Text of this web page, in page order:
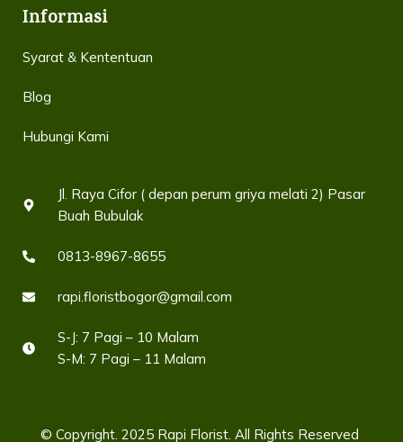
Informasi
Syarat & Kententuan
Blog
Hubungi Kami
Jl. Raya Cifor ( depan perum griya melati 2) Pasar
Buah Bubulak
0813-8967-8655
rapi.floristbogor@gmail.com
S-J: 7 Pagi – 10 Malam
S-M: 7 Pagi – 11 Malam
© Copyright. 2025 Rapi Florist. All Rights Reserved